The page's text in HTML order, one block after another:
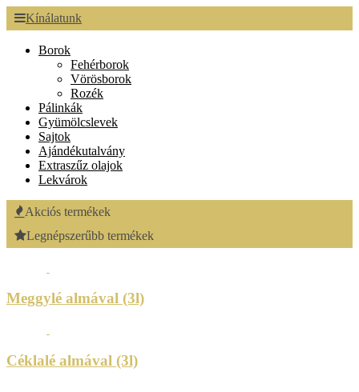
Kínálatunk
Borok
Fehérborok
Vörösborok
Rozék
Pálinkák
Gyümölcslevek
Sajtok
Ajándékutalvány
Extraszűz olajok
Lekvárok
Akciós termékek
Legnépszerűbb termékek
Meggylé almával (3l)
Céklalé almával (3l)